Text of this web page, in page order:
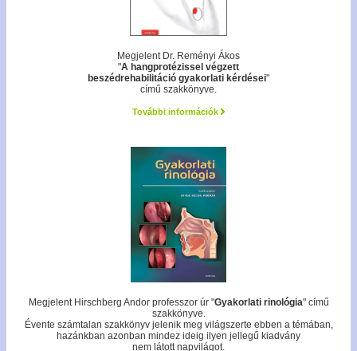
Megjelent Dr. Reményi Ákos
"A hangprotézissel végzett
beszédrehabilitáció gyakorlati kérdései"
című szakkönyve.
További információk
Megjelent Hirschberg Andor professzor úr "Gyakorlati rinológia" című
szakkönyve.
Évente számtalan szakkönyv jelenik meg világszerte ebben a témában,
hazánkban azonban mindez ideig ilyen jellegű kiadvány
nem látott napvilágot.